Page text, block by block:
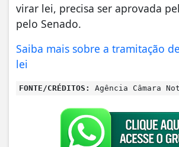
virar lei, precisa ser aprovada
pelo Senado.
Saiba mais sobre a tramitação
lei
FONTE/CRÉDITOS: Agência Câmara